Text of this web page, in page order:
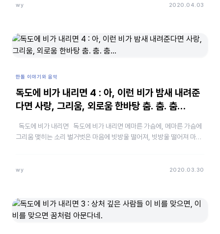
wy 2020.04.03
한돌 이야기와 음악
독도에 비가 내리면 4 : 아, 이런 비가 밤새 내려준
다면 사랑, 그리움, 외로움 한바탕 춤. 춤. 춤…
독도에 비가 내리면 독도에 비가 내리면 메마른 가슴에, 메마른 가슴에
그리움 맺히는 소리 벌거벗은 마음에 빗방울 떨어져, 빗방울 떨어져 마음
wy 2020.03.30